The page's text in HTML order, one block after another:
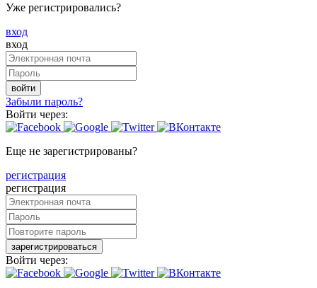
Уже регистрировались?
вход
вход
войти
Забыли пароль?
Войти через:
Еще не зарегистрированы?
регистрация
регистрация
зарегистрироваться
Войти через: